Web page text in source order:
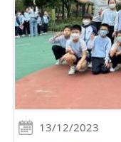
13/12/2023